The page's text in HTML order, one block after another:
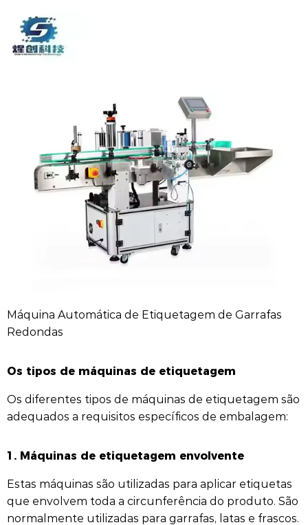
Máquina Automática de Etiquetagem de Garrafas
Redondas
Os tipos de máquinas de etiquetagem
Os diferentes tipos de máquinas de etiquetagem são
adequados a requisitos específicos de embalagem:
1. Máquinas de etiquetagem envolvente
Estas máquinas são utilizadas para aplicar etiquetas
que envolvem toda a circunferência do produto. São
normalmente utilizadas para garrafas, latas e frascos.